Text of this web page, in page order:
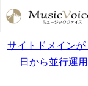
サイトドメイン
日から並行運